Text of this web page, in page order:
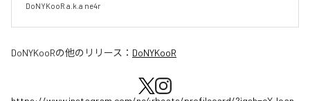
DoNYKooR a.k.a ne4r
DoNYKooRの他のリリース： DoNYKooR